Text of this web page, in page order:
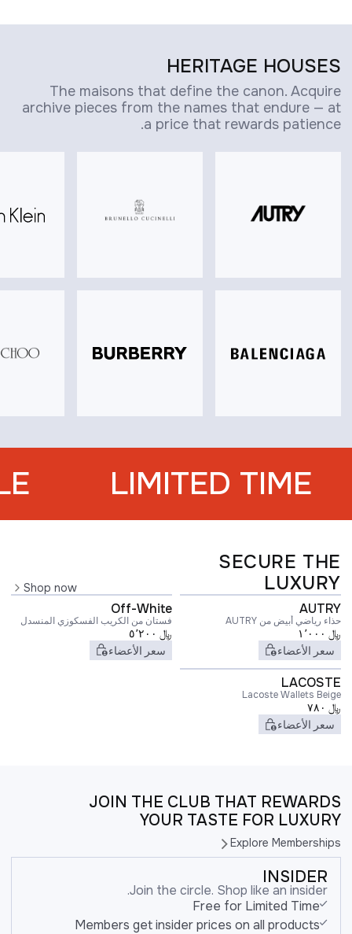
HERITAGE HOUSES
The maisons that define the canon. Acquire
archive pieces from the names that endure — at
a price that rewards patience.
LIMITED TIME
SECURE THE
LUXURY
Shop now
AUTRY
حذاء رياضي أبيض من AUTRY
﷼ ١٬٠٠٠
سعر الأعضاء
Off-White
فستان من الكريب الفسكوزي المنسدل
﷼ ٥٬٢٠٠
سعر الأعضاء
LACOSTE
Lacoste Wallets Beige
﷼ ٧٨٠
سعر الأعضاء
JOIN THE CLUB THAT REWARDS
YOUR TASTE FOR LUXURY
Explore Memberships
INSIDER
Join the circle. Shop like an insider.
Free for Limited Time
Members get insider prices on all products